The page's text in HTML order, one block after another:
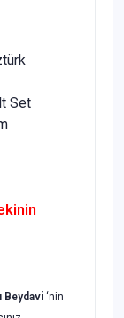
Set
Beydavi ‘nin